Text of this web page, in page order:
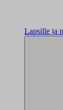
Lapsille ja